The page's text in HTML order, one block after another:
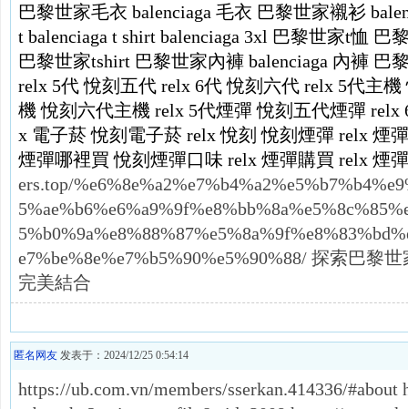
巴黎世家毛衣 balenciaga 毛衣 巴黎世家襯衫
t balenciaga t shirt balenciaga 3xl 巴黎世家t恤 巴
巴黎世家tshirt 巴黎世家內褲 balenciaga 內褲 巴
relx 5代 悅刻五代 relx 6代 悅刻六代 relx 5代主機
機 悅刻六代主機 relx 5代煙彈 悅刻五代煙彈 relx
x 電子菸 悅刻電子菸 relx 悅刻 悅刻煙彈 relx 煙彈
煙彈哪裡買 悅刻煙彈口味 relx 煙彈購買 relx 煙
ers.top/
e7%be%8e%e7%b5%90%e5%90%88/ 探索巴黎
完美結合
匿名网友 发表于：2024/12/25 0:54:14
https://ub.com.vn/members/sserkan.414336/